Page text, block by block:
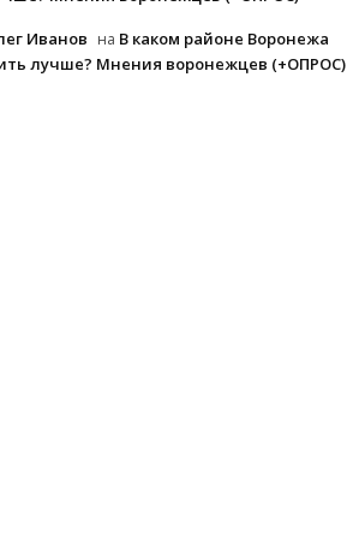
Иванов на В каком районе Воронежа
лучше? Мнения воронежцев (+ОПРОС)